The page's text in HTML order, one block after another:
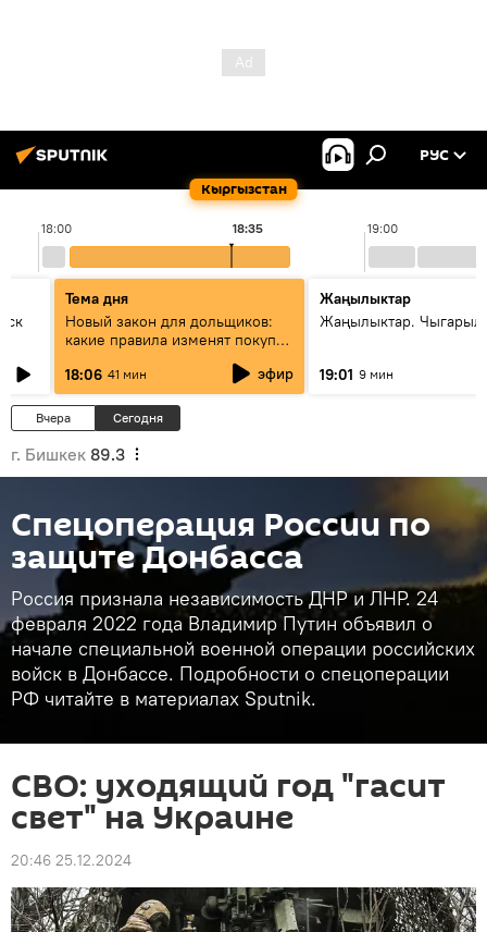
Кыргызстан
РУС
18:00 19:00
18:35
Тема дня
Новый закон для дольщиков:
какие правила изменят покупку
18:06 41 мин эфир
Жаңылыктар
Жаңылыктар.
19:01 9 мин
Вчера Сегодня
г. Бишкек 89.3
Спецоперация России по
защите Донбасса
Россия признала независимость ДНР и ЛНР. 24
февраля 2022 года Владимир Путин объявил о
начале специальной военной операции российских
войск в Донбассе. Подробности о спецоперации
РФ читайте в материалах Sputnik.
СВО: уходящий год "гасит
свет" на Украине
20:46 25.12.2024